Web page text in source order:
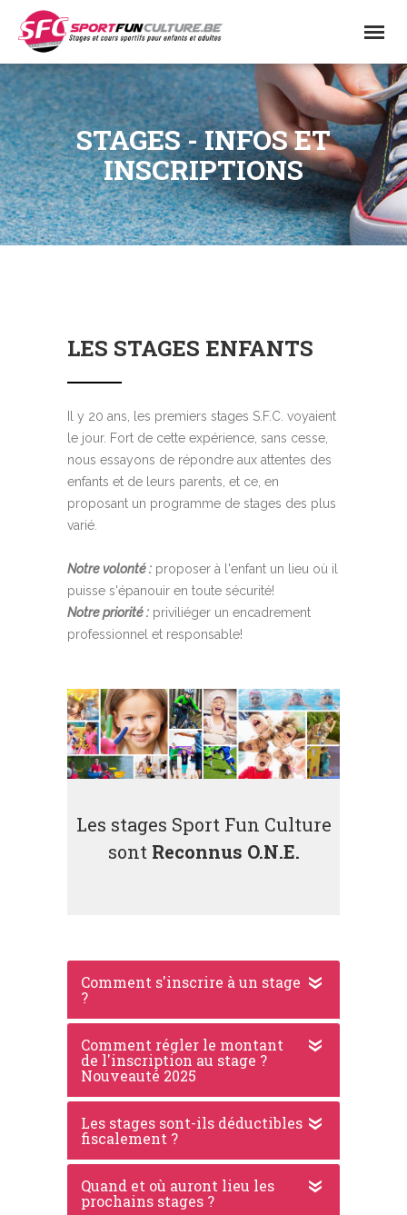
STAGES - INFOS ET
INSCRIPTIONS
LES STAGES ENFANTS
Il y 20 ans, les premiers stages S.F.C. voyaient
le jour. Fort de cette expérience, sans cesse,
nous essayons de répondre aux attentes des
enfants et de leurs parents, et ce, en
proposant un programme de stages des plus
varié.
Notre volonté : proposer à l'enfant un lieu où il
puisse s'épanouir en toute sécurité!
Notre priorité : priviliéger un encadrement
professionnel et responsable!
Les stages Sport Fun Culture
sont Reconnus O.N.E.
Comment s'inscrire à un stage
?
Comment régler le montant
de l'inscription au stage ?
Nouveauté 2025
Les stages sont-ils déductibles
fiscalement ?
Quand et où auront lieu les
prochains stages ?